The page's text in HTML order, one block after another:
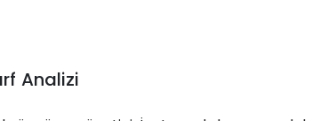
Analizi